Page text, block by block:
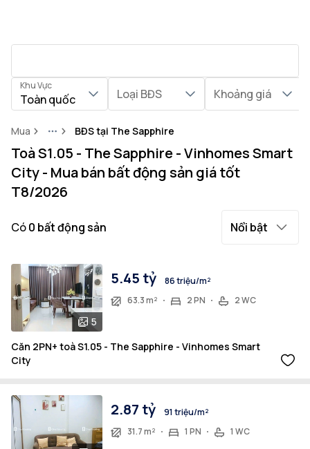
Khu Vực
Toàn quốc Loại BĐS Khoảng giá
Mua MoreBĐS tại The Sapphire
Toà S1.05 - The Sapphire - Vinhomes Smart
City - Mua bán bất động sản giá tốt
T8/2026
Có0 bất động sản Nổi bật
5
5.45 tỷ
86 triệu/m²
63.3 m²
2 PN 2 WC
Căn 2PN+ toà S1.05 - The Sapphire - Vinhomes Smart
City
2.87 tỷ
91 triệu/m²
31.7 m²
1 PN 1 WC